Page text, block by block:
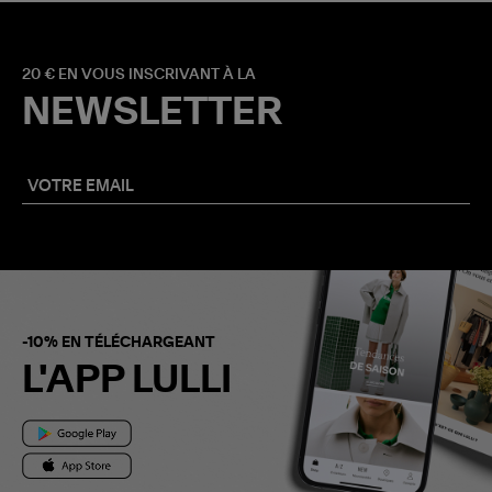
20 € EN VOUS INSCRIVANT À LA
NEWSLETTER
-10% EN TÉLÉCHARGEANT
L'APP LULLI